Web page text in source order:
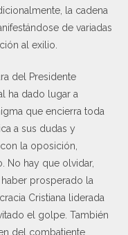
la cadena
de variadas
al exilio.
del Presidente
ha dado lugar a
que encierra toda
a sus dudas y
la oposición,
No hay que olvidar,
prosperado la
Cristiana liderada
el golpe. También
del combatiente